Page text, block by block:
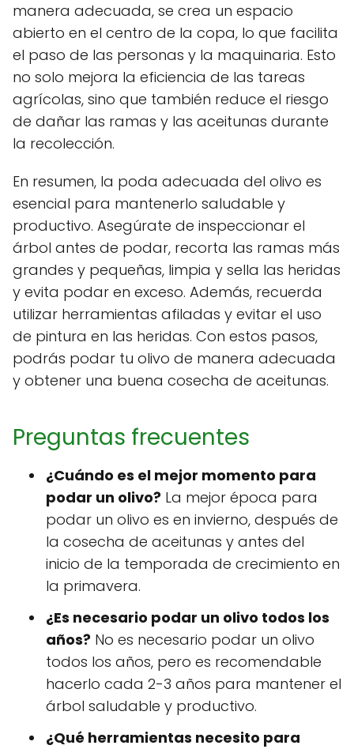
manera adecuada, se crea un espacio
abierto en el centro de la copa, lo que facilita
el paso de las personas y la maquinaria. Esto
no solo mejora la eficiencia de las tareas
agrícolas, sino que también reduce el riesgo
de dañar las ramas y las aceitunas durante
la recolección.
En resumen, la poda adecuada del olivo es
esencial para mantenerlo saludable y
productivo. Asegúrate de inspeccionar el
árbol antes de podar, recorta las ramas más
grandes y pequeñas, limpia y sella las heridas
y evita podar en exceso. Además, recuerda
utilizar herramientas afiladas y evitar el uso
de pintura en las heridas. Con estos pasos,
podrás podar tu olivo de manera adecuada
y obtener una buena cosecha de aceitunas.
Preguntas frecuentes
¿Cuándo es el mejor momento para
podar un olivo? La mejor época para
podar un olivo es en invierno, después de
la cosecha de aceitunas y antes del
inicio de la temporada de crecimiento en
la primavera.
¿Es necesario podar un olivo todos los
años? No es necesario podar un olivo
todos los años, pero es recomendable
hacerlo cada 2-3 años para mantener el
árbol saludable y productivo.
¿Qué herramientas necesito para